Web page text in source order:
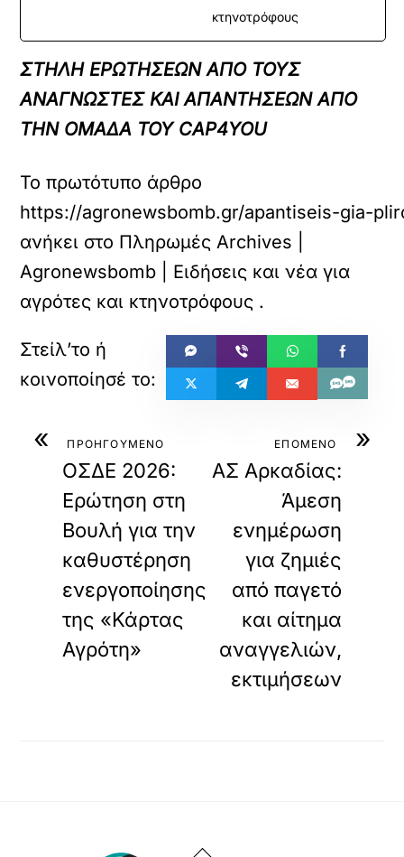
κτηνοτρόφους
ΣΤΗΛΗ ΕΡΩΤΗΣΕΩΝ ΑΠΟ ΤΟΥΣ
ΑΝΑΓΝΩΣΤΕΣ ΚΑΙ ΑΠΑΝΤΗΣΕΩΝ ΑΠΟ
ΤΗΝ ΟΜΑΔΑ ΤΟΥ CAP4YOU
Το πρωτότυπο άρθρο
https://agronewsbomb.gr/apantiseis-gia-
ανήκει στο Πληρωμές Archives |
Agronewsbomb | Ειδήσεις και νέα για
αγρότες και κτηνοτρόφους .
« ΠΡΟΗΓΟΥΜΕΝΟ
ΟΣΔΕ 2026:
Ερώτηση στη
Βουλή για την
καθυστέρηση
ενεργοποίησης
της «Κάρτας
Αγρότη»
»
ΕΠΟΜΕΝΟ
ΑΣ Αρκαδίας:
Άμεση
ενημέρωση
για ζημιές
από παγετό
και αίτημα
αναγγελιών,
εκτιμήσεων
Back